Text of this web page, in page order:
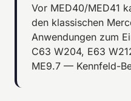
Vor MED40/MED41
den klassischen
Anwendungen zum
C63 W204, E63
ME9.7 — Kennfeld-